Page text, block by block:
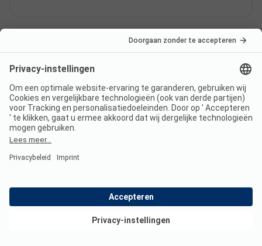
In welke talen kun je inchecken
bij Camping Axelsee?
Ligt Camping Axelsee aan het
Bekijk deals